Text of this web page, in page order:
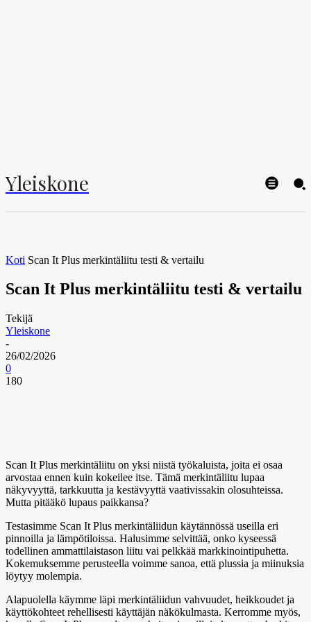
Yleiskone
Koti Scan It Plus merkintäliitu testi & vertailu
Scan It Plus merkintäliitu testi & vertailu
Tekijä
Yleiskone
-
26/02/2026
0
180
Scan It Plus merkintäliitu on yksi niistä työkaluista, joita ei osaa
arvostaa ennen kuin kokeilee itse. Tämä merkintäliitu lupaa
näkyvyyttä, tarkkuutta ja kestävyyttä vaativissakin olosuhteissa.
Mutta pitääkö lupaus paikkansa?
Testasimme Scan It Plus merkintäliidun käytännössä useilla eri
pinnoilla ja lämpötiloissa. Halusimme selvittää, onko kyseessä
todellinen ammattilaistason liitu vai pelkkää markkinointipuhetta.
Kokemuksemme perusteella voimme sanoa, että plussia ja miinuksia
löytyy molempia.
Alapuolella käymme läpi merkintäliidun vahvuudet, heikkoudet ja
käyttökohteet rehellisesti käyttäjän näkökulmasta. Kerromme myös,